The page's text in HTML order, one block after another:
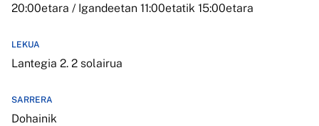
20:00etara / Igandeetan 11:00etatik 15:00etara
LEKUA
Lantegia 2. 2 solairua
SARRERA
Dohainik